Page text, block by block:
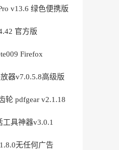
v13.6 绿色便携版
官方版
Firefox
器v7.0.5.8高级版
轮 pdfgear v2.1.18
工具神器v3.0.1
无任何广告